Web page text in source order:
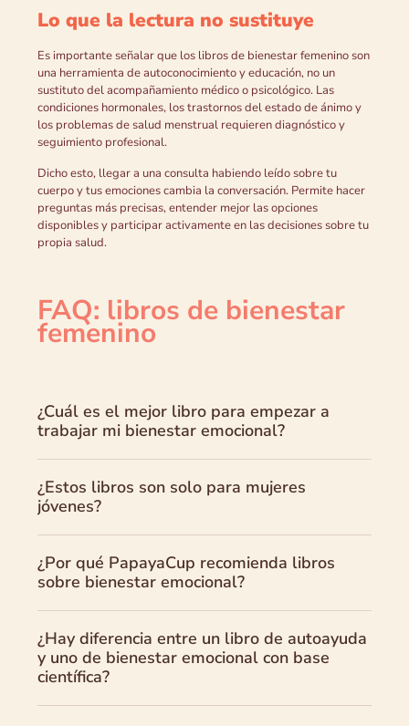
Lo que la lectura no sustituye
Es importante señalar que los libros de bienestar femenino son
una herramienta de autoconocimiento y educación, no un
sustituto del acompañamiento médico o psicológico. Las
condiciones hormonales, los trastornos del estado de ánimo y
los problemas de salud menstrual requieren diagnóstico y
seguimiento profesional.
Dicho esto, llegar a una consulta habiendo leído sobre tu
cuerpo y tus emociones cambia la conversación. Permite hacer
preguntas más precisas, entender mejor las opciones
disponibles y participar activamente en las decisiones sobre tu
propia salud.
FAQ: libros de bienestar
femenino
¿Cuál es el mejor libro para empezar a
trabajar mi bienestar emocional?
¿Estos libros son solo para mujeres
jóvenes?
¿Por qué PapayaCup recomienda libros
sobre bienestar emocional?
¿Hay diferencia entre un libro de autoayuda
y uno de bienestar emocional con base
científica?